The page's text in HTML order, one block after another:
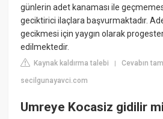
günlerin adet kanaması ile
geciktirici ilaçlara başvurmaktadır.
gecikmesi için yaygın olarak
edilmektedir.
Kaynak kaldırma talebi |Cevabın
secilgunayavci.com
Umreye Kocasiz gidilir